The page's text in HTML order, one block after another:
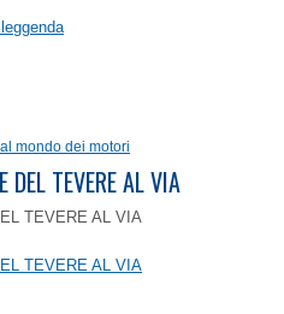
mondo dei motori
DEL TEVERE AL VIA
TEVERE AL VIA
TEVERE AL VIA